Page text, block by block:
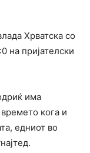
Хрватска со
на пријателски
има
кога и
едниот во